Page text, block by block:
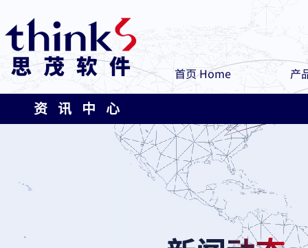
首页 Home 产
资 讯 中 心